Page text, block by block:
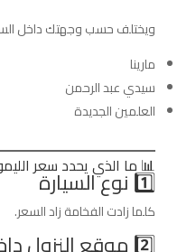
ويختلف حسب وجهتك داخل
مارينا
سيدي عبد الرحمن
العلمين الجديدة
📊 ما الذي يحدد سعر
1️⃣ نوع السيارة
كلما زادت الفخامة زاد السعر.